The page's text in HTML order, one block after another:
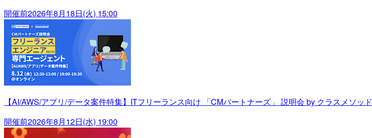
開催前2026年8月18日(火) 15:00
【AI/AWS/アプリ/データ案件特集】ITフリーランス向け 「CMパートナーズ」 説明会 by クラスメソッド
開催前2026年8月12日(水) 19:00